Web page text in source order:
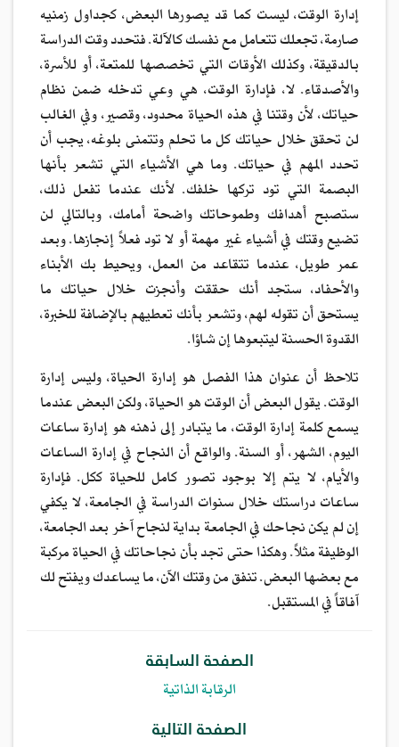
إدارة الوقت، ليست كما قد يصورها البعض، كجداول زمنيه
صارمة، تجعلك تتعامل مع نفسك كالآلة. فتحدد وقت الدراسة
بالدقيقة، وكذلك الأوقات التي تخصصها للمتعة، أو للأسرة،
والأصدقاء. لا، فإدارة الوقت، هي وعي تدخله ضمن نظام
حياتك، لأن وقتنا في هذه الحياة محدود، وقصير، وفي الغالب
لن تحقق خلال حياتك كل ما تحلم وتتمنى بلوغه، يجب أن
تحدد المهم في حياتك. وما هي الأشياء التي تشعر بأنها
البصمة التي تود تركها خلفك. لأنك عندما تفعل ذلك،
ستصبح أهدافك وطموحاتك واضحة أمامك، وبالتالي لن
تضيع وقتك في أشياء غير مهمة أو لا تود فعلاً إنجازها. وبعد
عمر طويل، عندما تتقاعد من العمل، ويحيط بك الأبناء
والأحفاد، ستجد أنك حققت وأنجزت خلال حياتك ما
يستحق أن تقوله لهم، وتشعر بأنك تعطيهم بالإضافة للخبرة،
القدوة الحسنة ليتبعوها إن شاؤا.
تلاحظ أن عنوان هذا الفصل هو إدارة الحياة، وليس إدارة
الوقت. يقول البعض أن الوقت هو الحياة، ولكن البعض عندما
يسمع كلمة إدارة الوقت، ما يتبادر إلى ذهنه هو إدارة ساعات
اليوم، الشهر، أو السنة. والواقع أن النجاح في إدارة الساعات
والأيام، لا يتم إلا بوجود تصور كامل للحياة ككل. فإدارة
ساعات دراستك خلال سنوات الدراسة في الجامعة، لا يكفي
إن لم يكن نجاحك في الجامعة بداية لنجاح آخر بعد الجامعة،
الوظيفة مثلاً. وهكذا حتى تجد بأن نجاحاتك في الحياة مركبة
مع بعضها البعض. تنفق من وقتك الآن، ما يساعدك ويفتح لك
آفاقاً في المستقبل.
الصفحة السابقة
الرقابة الذاتية
الصفحة التالية